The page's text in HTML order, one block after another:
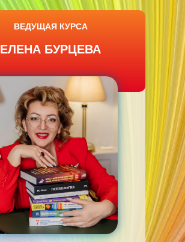
ЕЛЕНА БУРЦЕВА
ВЕДУЩАЯ КУРСА